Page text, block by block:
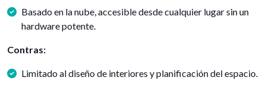
Basado en la nube, accesible desde cualquier lugar sin un
hardware potente.
Contras:
Limitado al diseño de interiores y planificación del espacio.